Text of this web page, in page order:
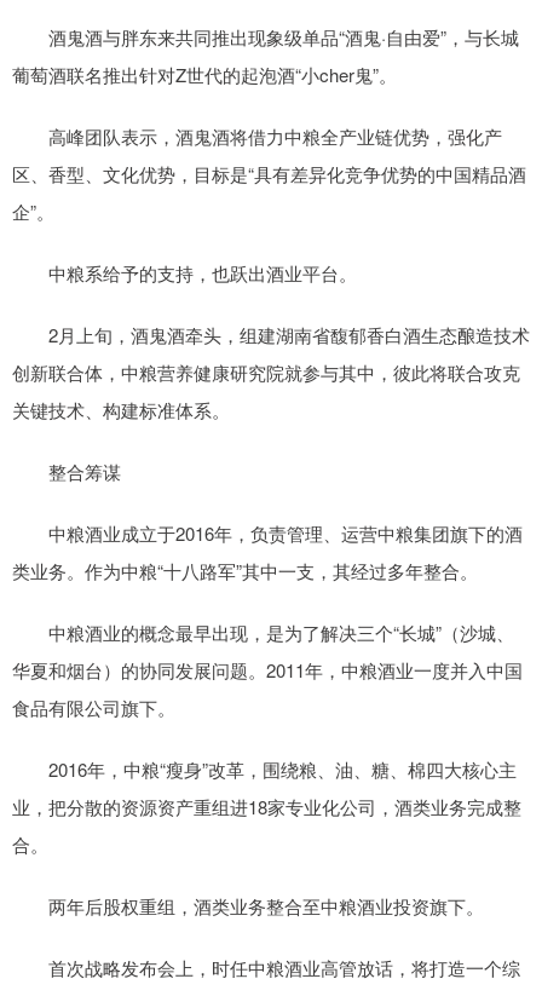
酒鬼酒与胖东来共同推出现象级单品“酒鬼·自由爱”，与长城
葡萄酒联名推出针对Z世代的起泡酒“小cher鬼”。
高峰团队表示，酒鬼酒将借力中粮全产业链优势，强化产
区、香型、文化优势，目标是“具有差异化竞争优势的中国精品酒
企”。
中粮系给予的支持，也跃出酒业平台。
2月上旬，酒鬼酒牵头，组建湖南省馥郁香白酒生态酿造技术
创新联合体，中粮营养健康研究院就参与其中，彼此将联合攻克
关键技术、构建标准体系。
整合筹谋
中粮酒业成立于2016年，负责管理、运营中粮集团旗下的酒
类业务。作为中粮“十八路军”其中一支，其经过多年整合。
中粮酒业的概念最早出现，是为了解决三个“长城”（沙城、
华夏和烟台）的协同发展问题。2011年，中粮酒业一度并入中国
食品有限公司旗下。
2016年，中粮“瘦身”改革，围绕粮、油、糖、棉四大核心主
业，把分散的资源资产重组进18家专业化公司，酒类业务完成整
合。
两年后股权重组，酒类业务整合至中粮酒业投资旗下。
首次战略发布会上，时任中粮酒业高管放话，将打造一个综